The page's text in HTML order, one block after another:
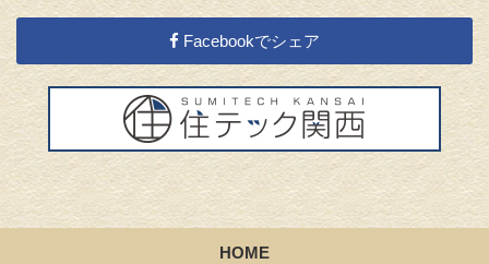
Facebookでシェア
HOME